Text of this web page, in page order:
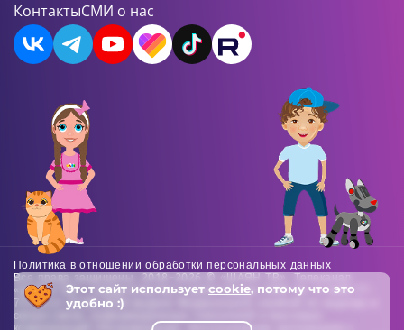
КонтактыСМИ о нас
Политика в отношении обработки персональных данных
Все права защищены. 2018-2026 © «ШАЯН ТВ». Телеканал
«ШАЯН ТВ» , Свидетельство о регистрации СМИ Эл-Л №ФС77-
73138 от 22.06.2018 выдано Федеральной службой по надзору в
сфере связи, информационных технологий и массовых
Этот сайт использует cookie, потому что это
удобно :)